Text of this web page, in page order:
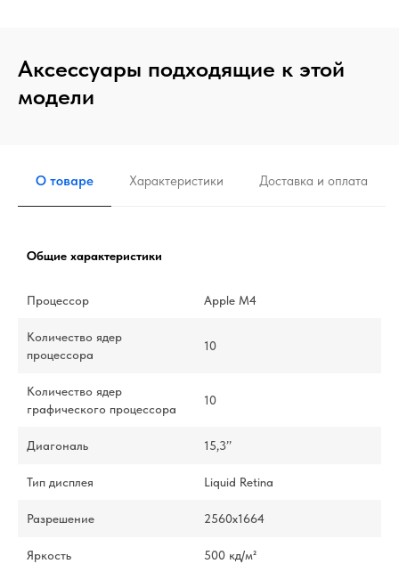
Аксессуары подходящие к этой
модели
О товаре Характеристики Доставка и оплата
Общие характеристики
Процессор Apple M4
Количество ядер
процессора
10
Количество ядер
графического процессора
10
Диагональ 15,3’’
Тип дисплея Liquid Retina
Разрешение 2560x1664
Яркость 500 кд/м²